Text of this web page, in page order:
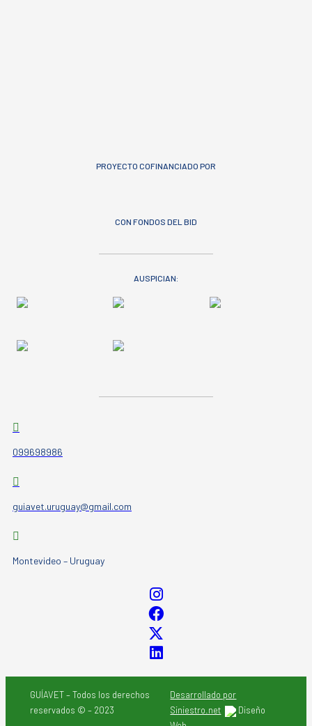
PROYECTO COFINANCIADO POR
CON FONDOS DEL BID
AUSPICIAN:
099698986
guiavet.uruguay@gmail.com
Montevideo – Uruguay
GUÍAVET – Todos los derechos
reservados © – 2023
Desarrollado por
Siniestro.net
Diseño